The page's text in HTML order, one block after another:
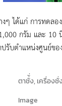
างๆ ได้แก่ การท
กรัม และ
บตำแหน่งศูนย์ขอ
ตาชั่ั่ง, เครื่อง
Image